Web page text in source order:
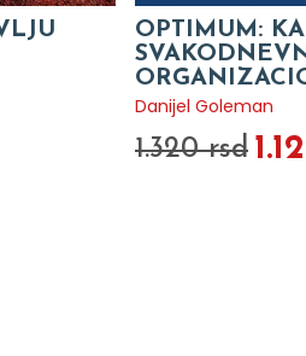
OPTIMUM:
Danijel Goleman
1.320 rsd